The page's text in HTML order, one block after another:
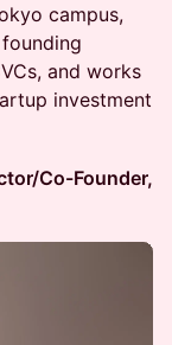
campus,
and works
investment
Co-Founder,